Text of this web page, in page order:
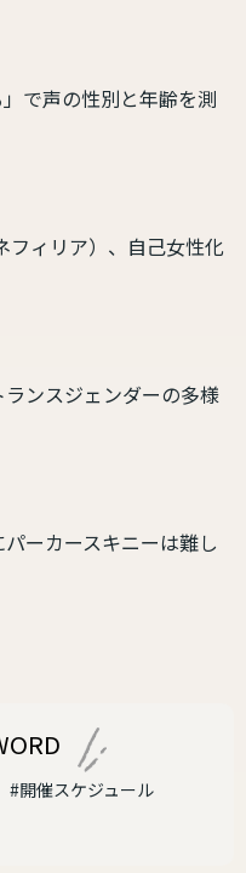
で声の性別と年齢を測
フィリア）、自己女性化
ンスジェンダーの多様
ーカースキニーは難し
#開催スケジュール